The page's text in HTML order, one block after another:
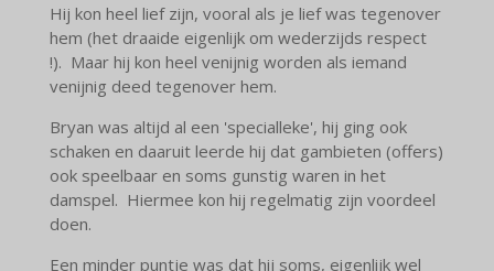
Hij kon heel lief zijn, vooral als je lief was tegenover
hem (het draaide eigenlijk om wederzijds respect
!). Maar hij kon heel venijnig worden als iemand
venijnig deed tegenover hem.
Bryan was altijd al een 'specialleke', hij ging ook
schaken en daaruit leerde hij dat gambieten (offers)
ook speelbaar en soms gunstig waren in het
damspel. Hiermee kon hij regelmatig zijn voordeel
doen.
Een minder puntje was dat hij soms, eigenlijk wel